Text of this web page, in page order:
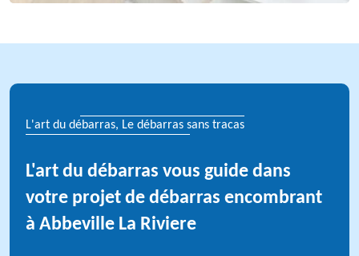
L'art du débarras, Le débarras sans tracas
L'art du débarras vous guide dans
votre projet de débarras encombrant
à Abbeville La Riviere